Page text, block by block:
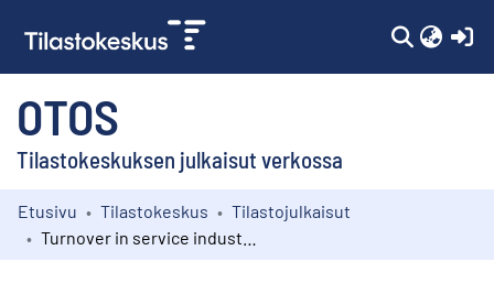
OTOS
Tilastokeskuksen julkaisut verkossa
Kokoelmat
Etusivu Tilastokeskus
Tilastojulkaisut